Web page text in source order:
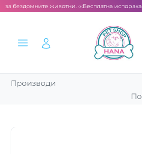
бездомните животни. ‹‹‹Бесплатна испорака
Производи